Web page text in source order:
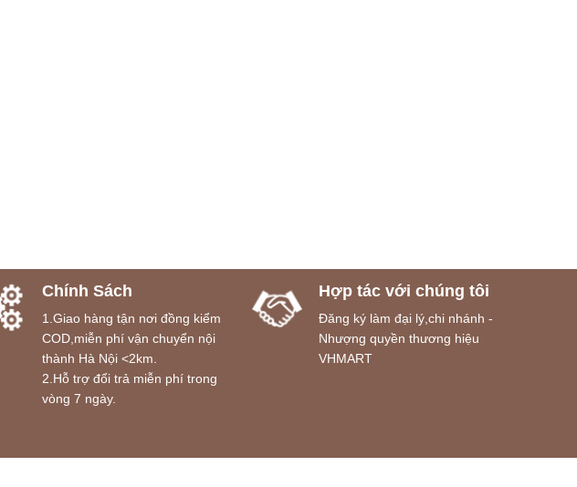
Chính Sách
1.Giao hàng tận nơi đồng kiểm
COD,miễn phí vận chuyển nội
thành Hà Nội <2km.
2.Hỗ trợ đổi trả miễn phí trong
vòng 7 ngày.
Hợp tác với chúng tôi
Đăng ký làm đại lý,chi nhánh -
Nhượng quyền thương hiệu
VHMART